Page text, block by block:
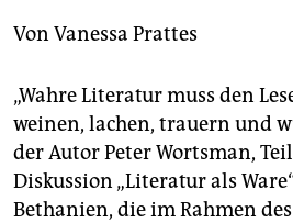
kultur
sport
berlin
nord
Von Vanessa Prattes
„Wahre Literatur muss den
weinen, lachen, trauern und
der Autor Peter Wortsman,
Diskussion „Literatur als
Bethanien, die im Rahmen